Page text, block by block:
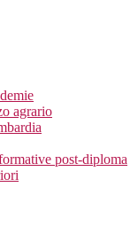
agrario
post-diploma